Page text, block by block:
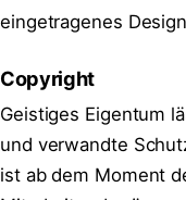
eingetragenes
Copyright
Geistiges Eigentum
und verwandte
ist ab dem Moment